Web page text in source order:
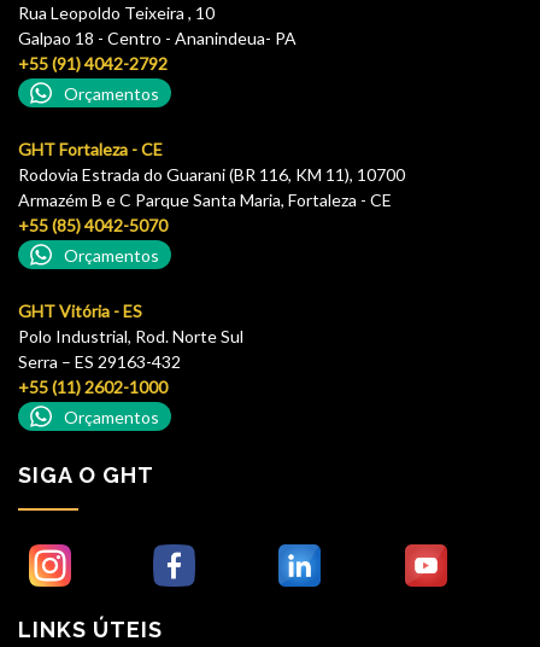
Rua Leopoldo Teixeira , 10
Galpao 18 - Centro - Ananindeua- PA
+55 (91) 4042-2792
Orçamentos
GHT Fortaleza - CE
Rodovia Estrada do Guarani (BR 116, KM 11), 10700
Armazém B e C Parque Santa Maria, Fortaleza - CE
+55 (85) 4042-5070
Orçamentos
GHT Vitória - ES
Polo Industrial, Rod. Norte Sul
Serra – ES 29163-432
+55 (11) 2602-1000
Orçamentos
SIGA O GHT
LINKS ÚTEIS